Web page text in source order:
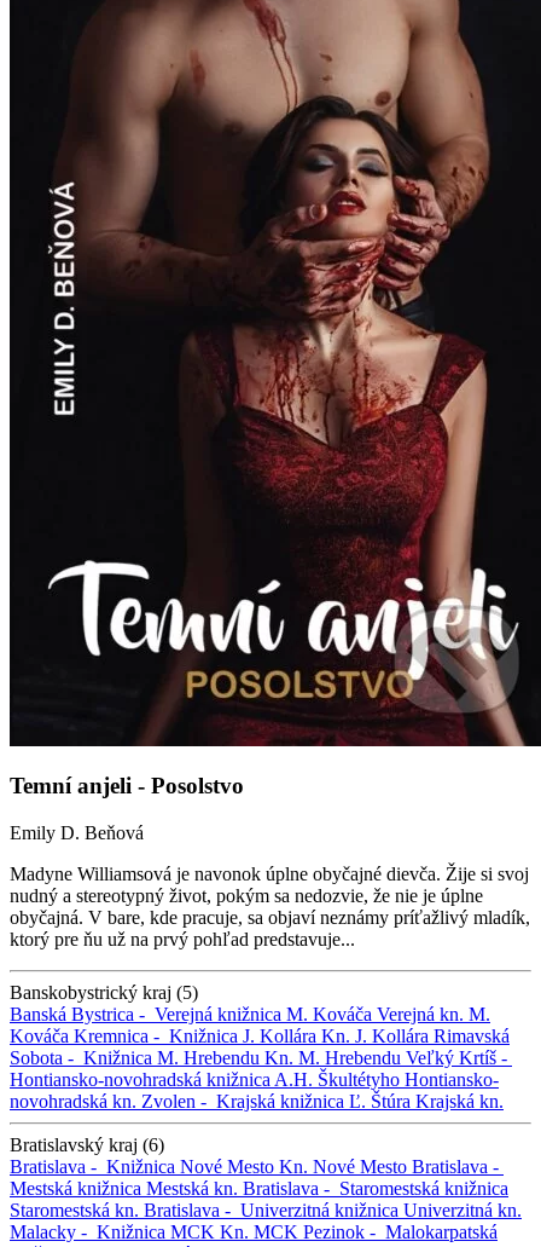
Temní anjeli - Posolstvo
Emily D. Beňová
Madyne Williamsová je navonok úplne obyčajné dievča. Žije si svoj
nudný a stereotypný život, pokým sa nedozvie, že nie je úplne
obyčajná. V bare, kde pracuje, sa objaví neznámy príťažlivý mladík,
ktorý pre ňu už na prvý pohľad predstavuje...
Banskobystrický kraj (5)
Banská Bystrica - Verejná knižnica M. Kováča Verejná kn. M.
Kováča Kremnica - Knižnica J. Kollára Kn. J. Kollára Rimavská
Sobota - Knižnica M. Hrebendu Kn. M. Hrebendu Veľký Krtíš -
Hontiansko-novohradská knižnica A.H. Škultétyho Hontiansko-
novohradská kn. Zvolen - Krajská knižnica Ľ. Štúra Krajská kn.
Bratislavský kraj (6)
Bratislava - Knižnica Nové Mesto Kn. Nové Mesto Bratislava -
Mestská knižnica Mestská kn. Bratislava - Staromestská knižnica
Staromestská kn. Bratislava - Univerzitná knižnica Univerzitná kn.
Malacky - Knižnica MCK Kn. MCK Pezinok - Malokarpatská